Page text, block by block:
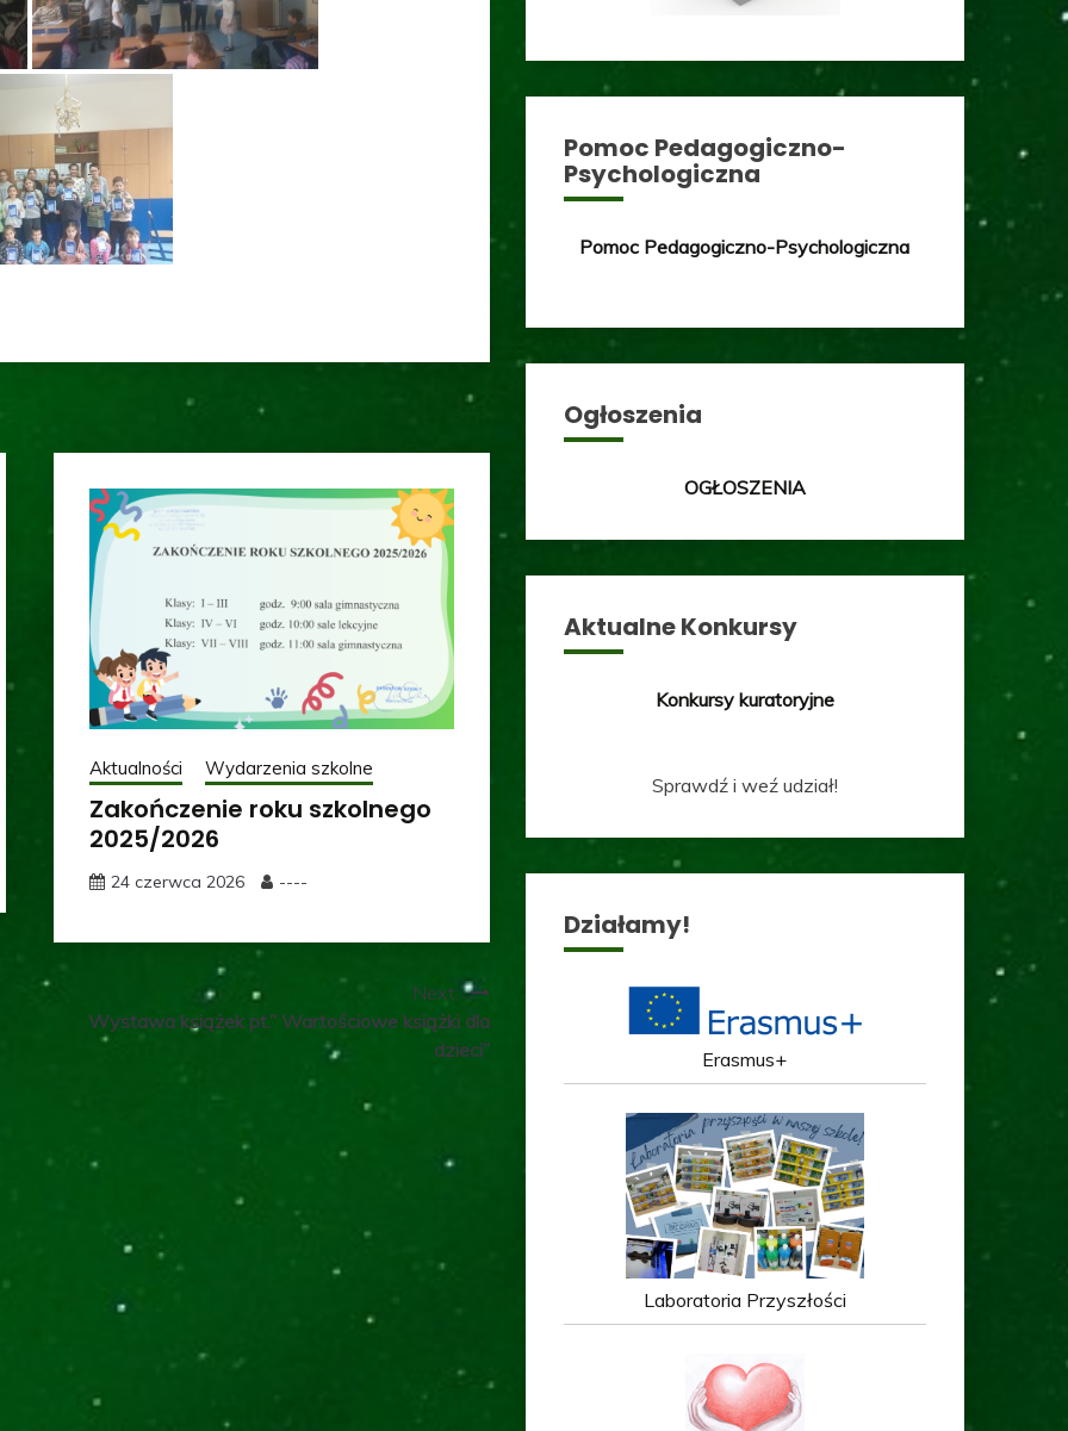
Aktualności Wydarzenia szkolne
Zakończenie roku szkolnego
2025/2026
24 czerwca 2026 ----
Next:
Wystawa książek pt.” Wartościowe książki dla
dzieci”
Pomoc Pedagogiczno-
Psychologiczna
Pomoc Pedagogiczno-Psychologiczna
Ogłoszenia
OGŁOSZENIA
Aktualne Konkursy
Konkursy kuratoryjne
Sprawdź i weź udział!
Działamy!
Erasmus+
Laboratoria Przyszłości